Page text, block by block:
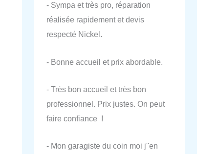
- Sympa et très pro, réparation
réalisée rapidement et devis
respecté Nickel.
- Bonne accueil et prix abordable.
- Très bon accueil et très bon
professionnel. Prix justes. On peut
faire confiance !
- Mon garagiste du coin moi j''en